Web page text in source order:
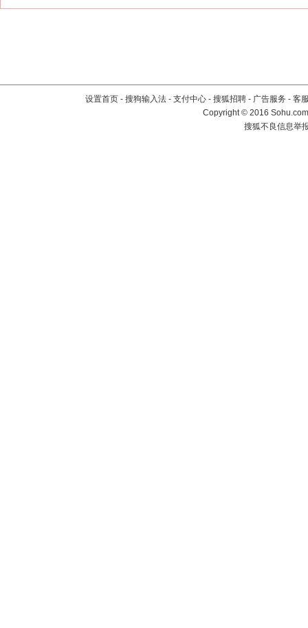
设置首页 - 搜狗输入法 - 支付中心 - 搜狐招聘 - 广告服务 - 客
Copyright©2016
搜狐不良信息举